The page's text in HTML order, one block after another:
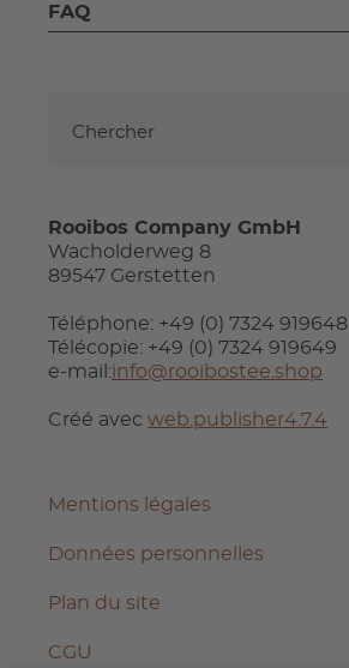
FAQ
Rooibos Company GmbH
Wacholderweg 8
89547 Gerstetten
Téléphone: +49 (0) 7324 919648
Télécopie: +49 (0) 7324 919649
e-mail:info@rooibostee.shop
Créé avec web.publisher4.7.4
Mentions légales
Données personnelles
Plan du site
CGU